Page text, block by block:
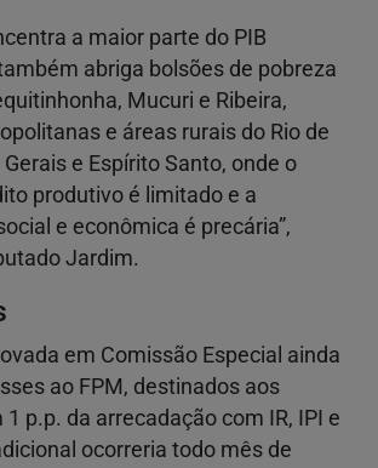
a maior parte do PIB
abriga bolsões de pobreza
Mucuri e Ribeira,
e áreas rurais do Rio de
e Espírito Santo, onde o
produtivo é limitado e a
e econômica é precária”,
Jardim.
em Comissão Especial ainda
ao FPM, destinados aos
p.p. da arrecadação com IR, IPI e
ocorreria todo mês de